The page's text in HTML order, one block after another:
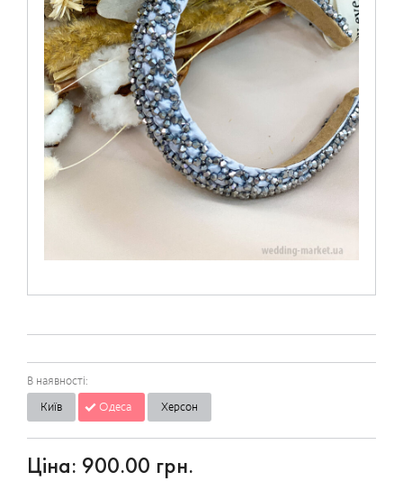
В наявності:
Київ
Одеса Херсон
Ціна: 900.00 грн.